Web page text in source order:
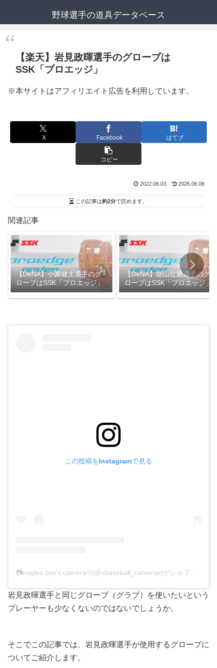
野球選手の道具データベース
【楽天】岩見政暉選手のグローブは
SSK「プロエッジ」
※本サイトはアフィリエイト広告を利用しています。
X Facebook はてブ
コピー
2022.06.03 2026.06.08
この記事は約2分で読めます。
関連記事
【DeNA】小園健太選手のグ
ローブはSSK「プロエッジ」
【DeNA】徳山壮磨選手のグ
ローブはSSK「プロエッジ」
この投稿をInstagramで見る
岩見政暉選手と同じグローブ（グラブ）を使いたいという
プレーヤーも少なくないのではないでしょうか。
そこでこの記事では、岩見政暉選手が使用するグローブに
ついてご紹介します。